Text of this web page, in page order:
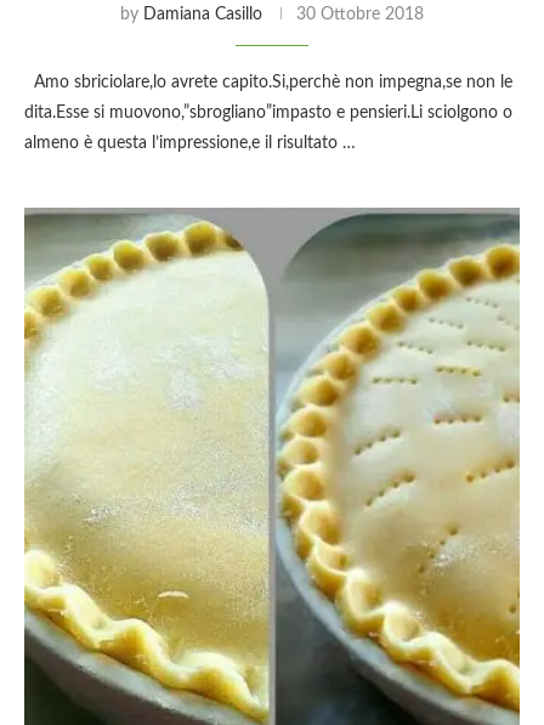
by Damiana Casillo 30 Ottobre 2018
Amo sbriciolare,lo avrete capito.Si,perchè non impegna,se non le
dita.Esse si muovono,”sbrogliano”impasto e pensieri.Li sciolgono o
almeno è questa l’impressione,e il risultato …